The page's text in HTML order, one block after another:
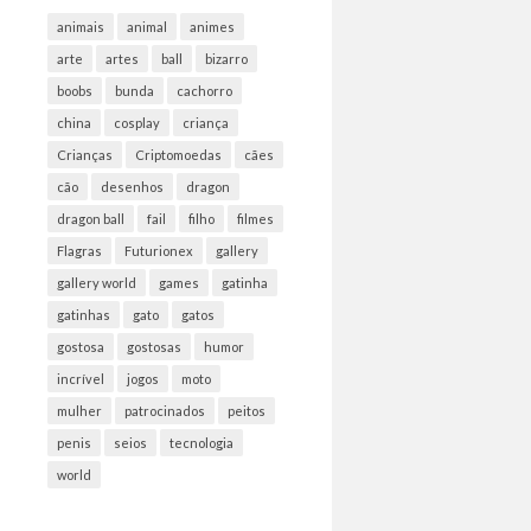
animais animal animes
arte artes ball bizarro
boobs bunda cachorro
china cosplay criança
Crianças Criptomoedas cães
cão desenhos dragon
dragon ball fail filho filmes
Flagras Futurionex gallery
gallery world games gatinha
gatinhas gato gatos
gostosa gostosas humor
incrível jogos moto
mulher patrocinados peitos
penis seios tecnologia
world